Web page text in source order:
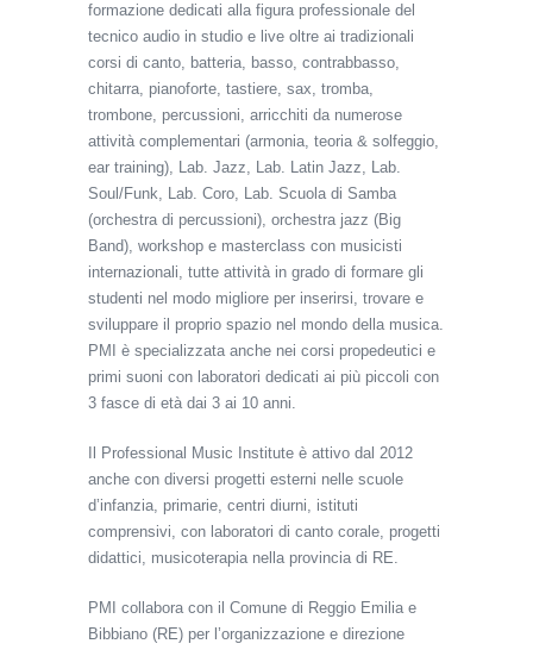
formazione dedicati alla figura professionale del
tecnico audio in studio e live oltre ai tradizionali
corsi di canto, batteria, basso, contrabbasso,
chitarra, pianoforte, tastiere, sax, tromba,
trombone, percussioni, arricchiti da numerose
attività complementari (armonia, teoria & solfeggio,
ear training), Lab. Jazz, Lab. Latin Jazz, Lab.
Soul/Funk, Lab. Coro, Lab. Scuola di Samba
(orchestra di percussioni), orchestra jazz (Big
Band), workshop e masterclass con musicisti
internazionali, tutte attività in grado di formare gli
studenti nel modo migliore per inserirsi, trovare e
sviluppare il proprio spazio nel mondo della musica.
PMI è specializzata anche nei corsi propedeutici e
primi suoni con laboratori dedicati ai più piccoli con
3 fasce di età dai 3 ai 10 anni.
Il Professional Music Institute è attivo dal 2012
anche con diversi progetti esterni nelle scuole
d’infanzia, primarie, centri diurni, istituti
comprensivi, con laboratori di canto corale, progetti
didattici, musicoterapia nella provincia di RE.
PMI collabora con il Comune di Reggio Emilia e
Bibbiano (RE) per l’organizzazione e direzione